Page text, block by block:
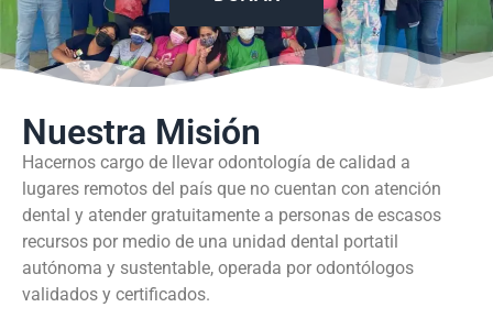
Nuestra Misión
Hacernos cargo de llevar odontología de calidad a
lugares remotos del país que no cuentan con atención
dental y atender gratuitamente a personas de escasos
recursos por medio de una unidad dental portatil
autónoma y sustentable, operada por odontólogos
validados y certificados.